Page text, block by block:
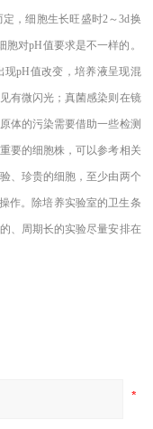
，细胞生长旺盛时2～3d换
对pH值要求是不一样的。
pH值改变，培养液呈现混
有微闪光；真菌感染则在镜
体的污染需要借助一些检测
要的细胞株，可以参考相关
、珍贵的细胞，至少由两个
作。除培养实验室的卫生条
、周期长的实验尽量安排在